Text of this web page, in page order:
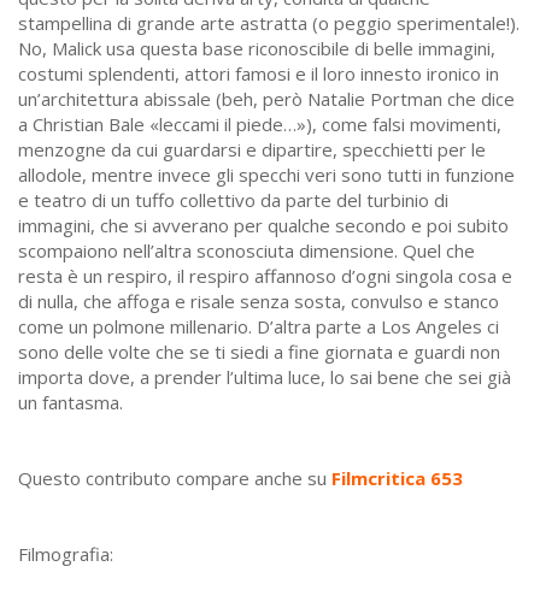
stampellina di grande arte astratta (o peggio sperimentale!).
No, Malick usa questa base riconoscibile di belle immagini,
costumi splendenti, attori famosi e il loro innesto ironico in
un’architettura abissale (beh, però Natalie Portman che dice
a Christian Bale «leccami il piede…»), come falsi movimenti,
menzogne da cui guardarsi e dipartire, specchietti per le
allodole, mentre invece gli specchi veri sono tutti in funzione
e teatro di un tuffo collettivo da parte del turbinio di
immagini, che si avverano per qualche secondo e poi subito
scompaiono nell’altra sconosciuta dimensione. Quel che
resta è un respiro, il respiro affannoso d’ogni singola cosa e
di nulla, che affoga e risale senza sosta, convulso e stanco
come un polmone millenario. D’altra parte a Los Angeles ci
sono delle volte che se ti siedi a fine giornata e guardi non
importa dove, a prender l’ultima luce, lo sai bene che sei già
un fantasma.
Questo contributo compare anche su Filmcritica 653
Filmografia: